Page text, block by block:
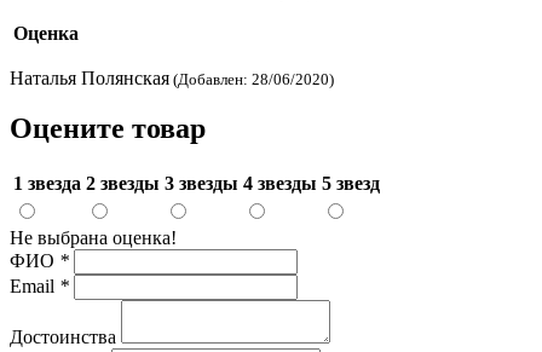
Оценка
Наталья Полянская (Добавлен: 28/06/2020)
Оцените товар
1 звезда 2 звезды 3 звезды 4 звезды 5 звезд
Не выбрана оценка!
ФИО *
Email *
Достоинства